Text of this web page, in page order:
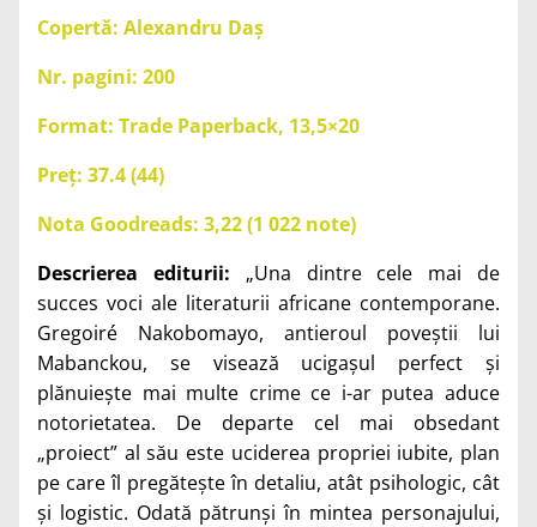
Copertă: Alexandru Daș
Nr. pagini: 200
Format: Trade Paperback, 13,5×20
Preț: 37.4 (44)
Nota Goodreads: 3,22 (1 022 note)
Descrierea editurii: „Una dintre cele mai de
succes voci ale literaturii africane contemporane.
Gregoiré Nakobomayo, antieroul poveștii lui
Mabanckou, se visează ucigașul perfect și
plănuiește mai multe crime ce i-ar putea aduce
notorietatea. De departe cel mai obsedant
„proiect” al său este uciderea propriei iubite, plan
pe care îl pregătește în detaliu, atât psihologic, cât
și logistic. Odată pătrunși în mintea personajului,